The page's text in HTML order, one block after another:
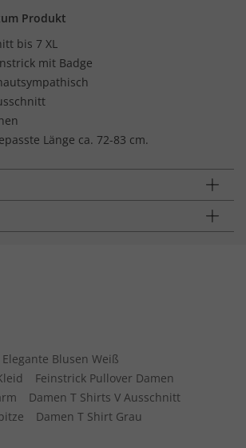
Produkt
bis 7 XL
mit Badge
Länge ca. 72-83 cm.
Elegante Blusen Weiß
Feinstrick Pullover Damen
Damen T Shirts V Ausschnitt
Damen T Shirt Grau